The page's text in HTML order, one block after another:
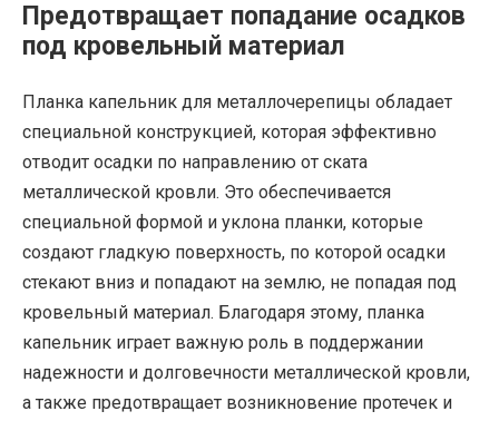
Предотвращает попадание осадков
под кровельный материал
Планка капельник для металлочерепицы обладает
специальной конструкцией, которая эффективно
отводит осадки по направлению от ската
металлической кровли. Это обеспечивается
специальной формой и уклона планки, которые
создают гладкую поверхность, по которой осадки
стекают вниз и попадают на землю, не попадая под
кровельный материал. Благодаря этому, планка
капельник играет важную роль в поддержании
надежности и долговечности металлической кровли,
а также предотвращает возникновение протечек и